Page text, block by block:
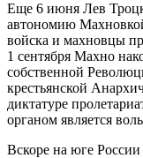
Еще 6 июня Лев
автономию
войска и махновцы
1 сентября Махно
собственной
крестьянской
диктатуре
органом является
Вскоре на юге